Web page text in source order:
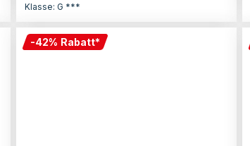
Klasse: G ***
-42% Rabatt*